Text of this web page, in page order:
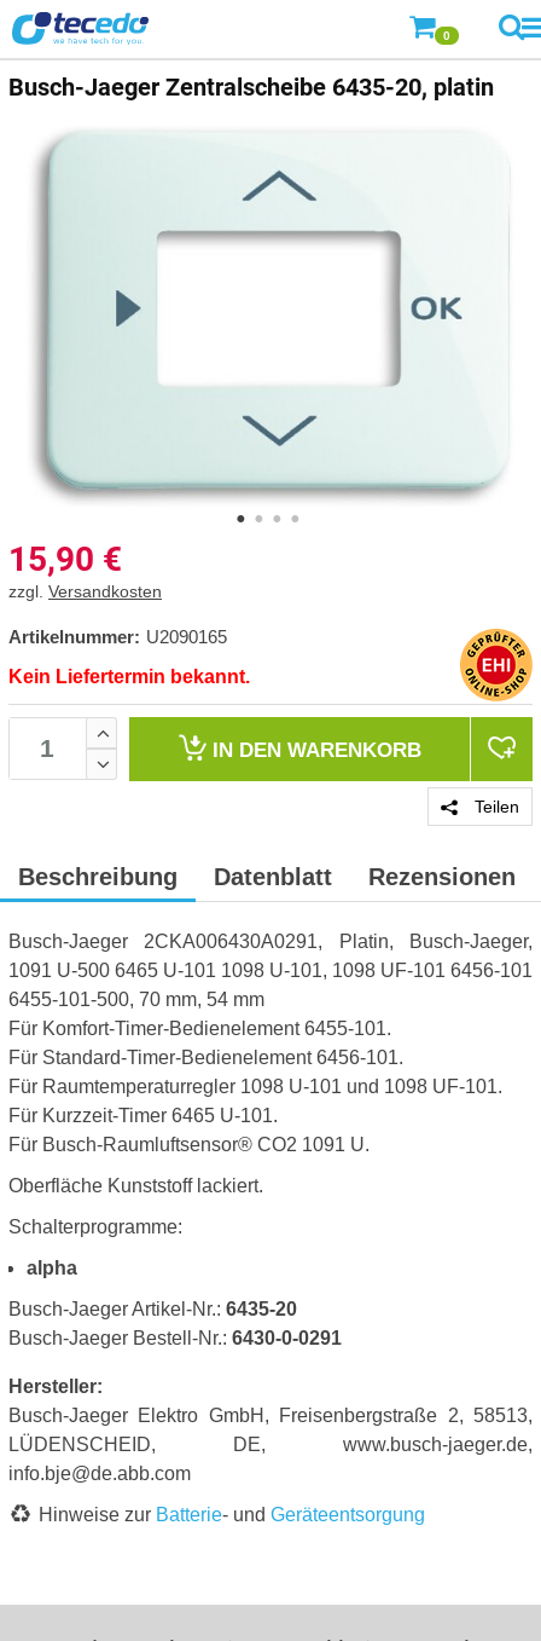
0
Busch-Jaeger Zentralscheibe 6435-20, platin
15,90 €
zzgl. Versandkosten
Artikelnummer: U2090165
Kein Liefertermin bekannt.
IN DEN WARENKORB
Teilen
Beschreibung Datenblatt Rezensionen
Busch-Jaeger 2CKA006430A0291, Platin, Busch-Jaeger,
1091 U-500 6465 U-101 1098 U-101, 1098 UF-101 6456-101
6455-101-500, 70 mm, 54 mm
Für Komfort-Timer-Bedienelement 6455-101.
Für Standard-Timer-Bedienelement 6456-101.
Für Raumtemperaturregler 1098 U-101 und 1098 UF-101.
Für Kurzzeit-Timer 6465 U-101.
Für Busch-Raumluftsensor® CO2 1091 U.
Oberfläche Kunststoff lackiert.
Schalterprogramme:
alpha
Busch-Jaeger Artikel-Nr.: 6435-20
Busch-Jaeger Bestell-Nr.: 6430-0-0291
Hersteller:
Busch-Jaeger Elektro GmbH, Freisenbergstraße 2, 58513,
LÜDENSCHEID, DE, www.busch-jaeger.de,
info.bje@de.abb.com
Hinweise zur Batterie- und Geräteentsorgung